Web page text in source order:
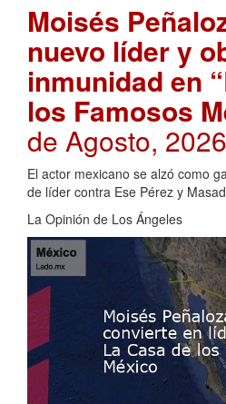
Moisés
nuevo líder y
inmunidad en
los Famosos
de Agosto,
El actor mexicano se alzó como
de líder contra Ese Pérez y
La Opinión de Los Ángeles